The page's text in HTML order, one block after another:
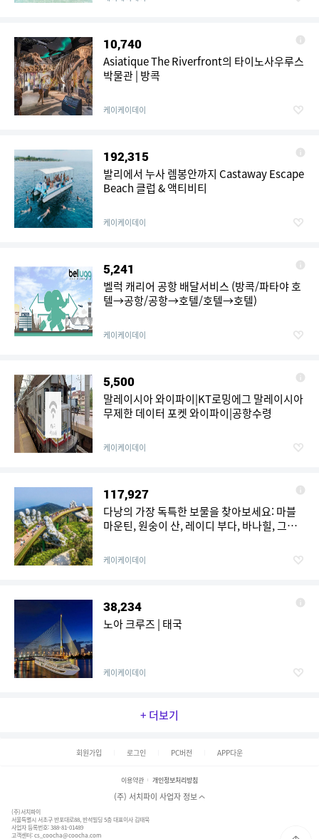
10,740
Asiatique The Riverfront의 타이노사우루스
박물관 | 방콕
케이케이데이
192,315
발리에서 누사 렘봉안까지 Castaway Escape
Beach 클럽 & 액티비티
케이케이데이
5,241
벨럭 캐리어 공항 배달서비스 (방콕/파타야 호
텔→공항/공항→호텔/호텔→호텔)
케이케이데이
5,500
말레이시아 와이파이|KT로밍에그 말레이시아
무제한 데이터 포켓 와이파이|공항수령
케이케이데이
117,927
다낭의 가장 독특한 보물을 찾아보세요: 마블
마운틴, 원숭이 산, 레이디 부다, 바나힐, 그리
케이케이데이
38,234
노아 크루즈 | 태국
케이케이데이
+ 더보기
회원가입 로그인 PC버전 APP다운
이용약관 개인정보처리방침
(주) 서치파이 사업자 정보
(주)서치파이
서울특별시 서초구 반포대로88, 반석빌딩 5층 대표이사 김태묵
사업자 등록번호: 388-81-01489
고객센터:cs_coocha@coocha.com